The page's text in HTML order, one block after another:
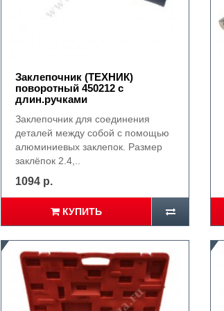
Заклепочник (ТЕХНИК)
поворотный 450212 с
длин.ручками
Заклепочник для соединения
деталей между собой с помощью
алюминиевых заклепок. Размер
заклёпок 2.4,..
1094 р.
КУПИТЬ